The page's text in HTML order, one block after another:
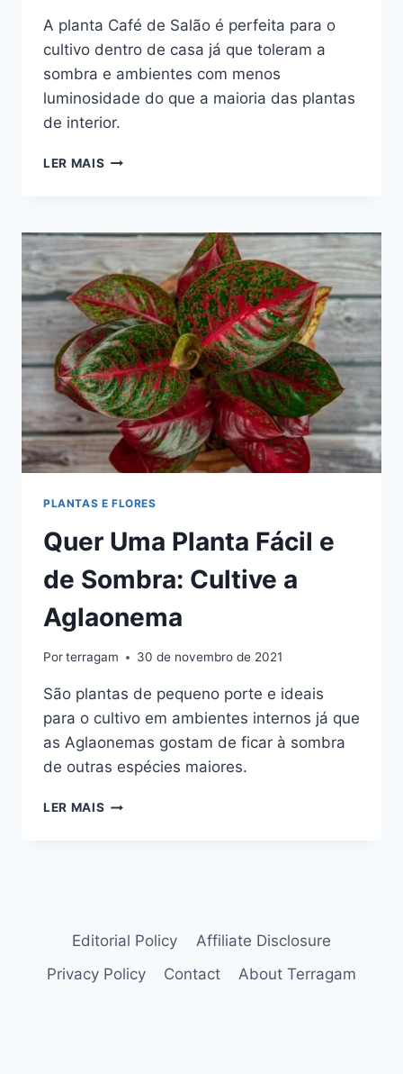
A planta Café de Salão é perfeita para o
cultivo dentro de casa já que toleram a
sombra e ambientes com menos
luminosidade do que a maioria das plantas
de interior.
LER MAIS PLANTA
OU
AGLAONEMA:
PERFEITA
PARA
CULTIVO
INTERNO
PLANTAS E FLORES
Quer Uma Planta Fácil e
de Sombra: Cultive a
Aglaonema
Porterragam 30 de novembro de 2021
São plantas de pequeno porte e ideais
para o cultivo em ambientes internos já que
as Aglaonemas gostam de ficar à sombra
de outras espécies maiores.
LER MAIS QUER
CULTIVE
AGLAONEMA
Editorial Policy
Affiliate Disclosure
Privacy Policy
Contact About Terragam